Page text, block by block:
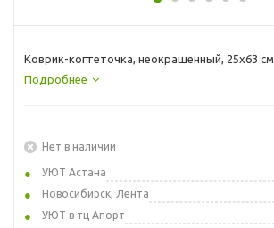
Коврик-когтеточка, неокрашенный, 25x63 см
Подробнее
Нет в наличии
УЮТ Астана
Новосибирск, Лента
УЮТ в тц Апорт